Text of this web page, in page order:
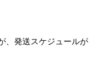
、発送スケジュールが